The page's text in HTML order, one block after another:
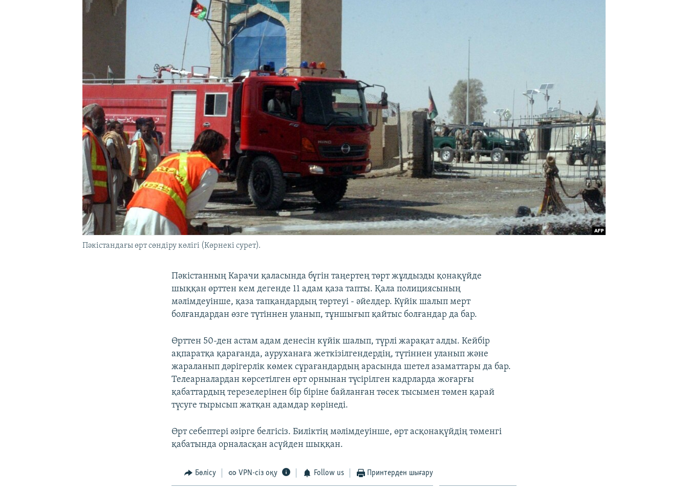
Пәкістандағы өрт сөндіру көлігі (Көрнекі сурет).
Пәкістанның Карачи қаласында бүгін таңертең төрт жұлдызды қонақүйде
шыққан өрттен кем дегенде 11 адам қаза тапты. Қала полициясының
мәлімдеуінше, қаза тапқандардың төртеуі - әйелдер. Күйік шалып мерт
болғандардан өзге түтіннен уланып, тұншығып қайтыс болғандар да бар.
Өрттен 50-ден астам адам денесін күйік шалып, түрлі жарақат алды. Кейбір
ақпаратқа қарағанда, ауруханаға жеткізілгендердің, түтіннен уланып және
жараланып дәрігерлік көмек сұрағандардың арасында шетел азаматтары да бар.
Телеарналардан көрсетілген өрт орнынан түсірілген кадрларда жоғарғы
қабаттардың терезелерінен бір біріне байланған төсек тысымен төмен қарай
түсуге тырысып жатқан адамдар көрінеді.
Өрт себептері әзірге белгісіз. Биліктің мәлімдеуінше, өрт асқонақүйдің төменгі
қабатында орналасқан асүйден шыққан.
Бөлісу VPN-сіз оқу Follow us Принтерден шығару